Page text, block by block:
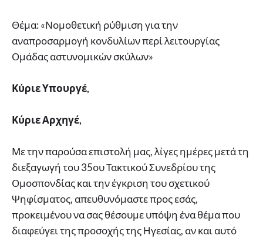
Θέμα: «Νομοθετική ρύθμιση για την
αναπροσαρμογή κονδυλίων περί λειτουργίας
Ομάδας αστυνομικών σκύλων»
Κύριε Υπουργέ,
Κύριε Αρχηγέ,
Με την παρούσα επιστολή μας, λίγες ημέρες μετά τη
διεξαγωγή του 35ου Τακτικού Συνεδρίου της
Ομοσπονδίας και την έγκριση του σχετικού
Ψηφίσματος, απευθυνόμαστε προς εσάς,
προκειμένου να σας θέσουμε υπόψη ένα θέμα που
διαφεύγει της προσοχής της Ηγεσίας, αν και αυτό